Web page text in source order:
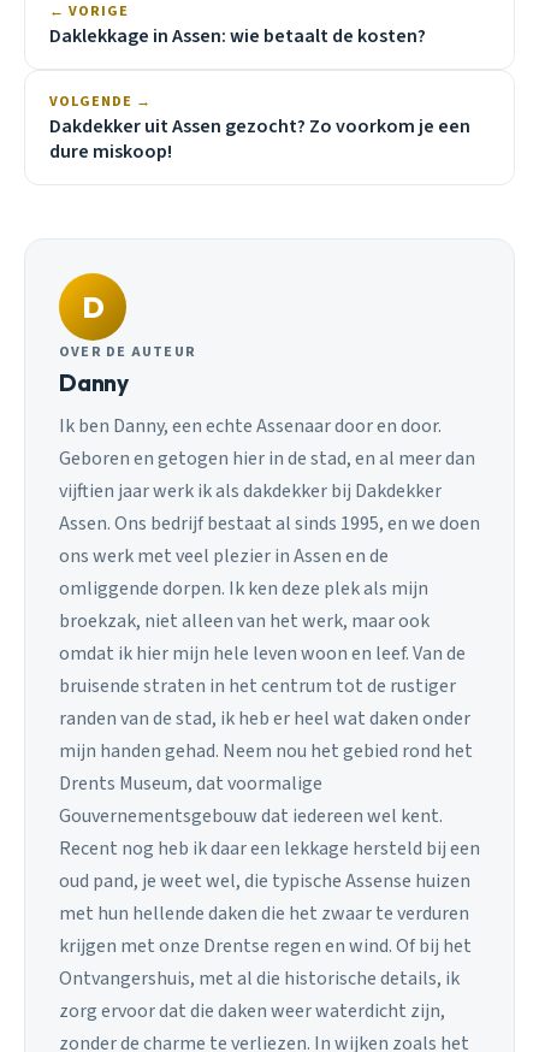
← VORIGE
Daklekkage in Assen: wie betaalt de kosten?
VOLGENDE →
Dakdekker uit Assen gezocht? Zo voorkom je een
dure miskoop!
D
OVER DE AUTEUR
Danny
Ik ben Danny, een echte Assenaar door en door.
Geboren en getogen hier in de stad, en al meer dan
vijftien jaar werk ik als dakdekker bij Dakdekker
Assen. Ons bedrijf bestaat al sinds 1995, en we doen
ons werk met veel plezier in Assen en de
omliggende dorpen. Ik ken deze plek als mijn
broekzak, niet alleen van het werk, maar ook
omdat ik hier mijn hele leven woon en leef. Van de
bruisende straten in het centrum tot de rustiger
randen van de stad, ik heb er heel wat daken onder
mijn handen gehad. Neem nou het gebied rond het
Drents Museum, dat voormalige
Gouvernementsgebouw dat iedereen wel kent.
Recent nog heb ik daar een lekkage hersteld bij een
oud pand, je weet wel, die typische Assense huizen
met hun hellende daken die het zwaar te verduren
krijgen met onze Drentse regen en wind. Of bij het
Ontvangershuis, met al die historische details, ik
zorg ervoor dat die daken weer waterdicht zijn,
zonder de charme te verliezen. In wijken zoals het